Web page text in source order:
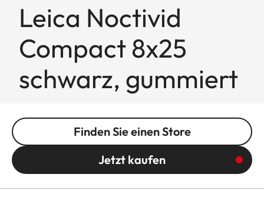
Leica Noctivid
Compact 8x25
schwarz, gummiert
Finden Sie einen Store
Jetzt kaufen